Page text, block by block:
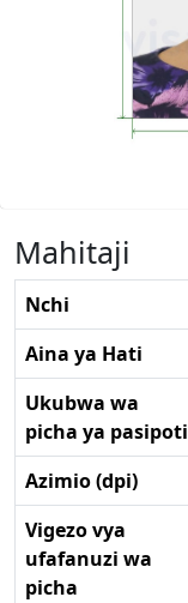
Mahitaji
Nchi
Aina ya Hati
Ukubwa wa
picha ya pasipoti
Azimio (dpi)
Vigezo vya
ufafanuzi wa
picha